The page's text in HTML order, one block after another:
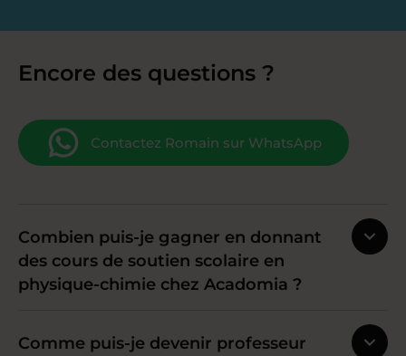
Encore des questions ?
Contactez Romain sur WhatsApp
Combien puis-je gagner en donnant
des cours de soutien scolaire en
physique-chimie chez Acadomia ?
Comme puis-je devenir professeur